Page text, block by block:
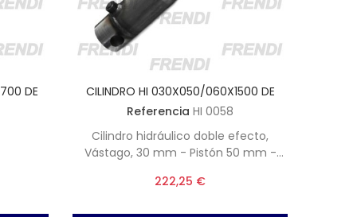
DE
CILINDRO HI 030X050/060X1500 DE
Referencia HI 0058
Cilindro hidráulico doble efecto,
Vástago, 30 mm - Pistón 50 mm -
Tomas 3-8 BSPP.
222,25 €